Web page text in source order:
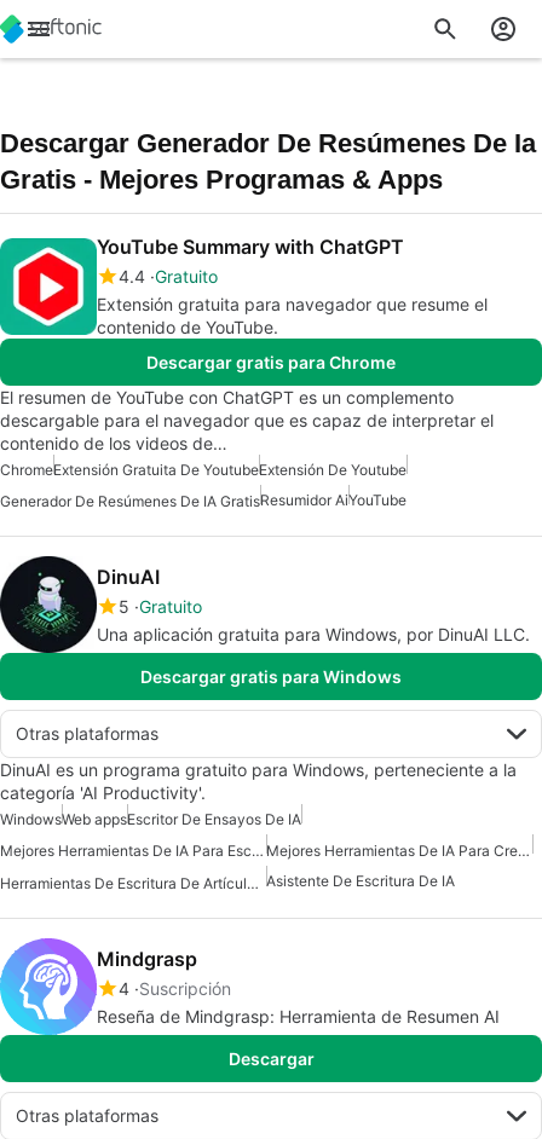
Descargar Generador De Resúmenes De Ia
Gratis - Mejores Programas & Apps
YouTube Summary with ChatGPT
4.4 Gratuito
Extensión gratuita para navegador que resume el
contenido de YouTube.
Descargar gratis para Chrome
El resumen de YouTube con ChatGPT es un complemento
descargable para el navegador que es capaz de interpretar el
contenido de los videos de…
ChromeExtensión Gratuita De YoutubeExtensión De Youtube
Generador De Resúmenes De IA GratisResumidor AiYouTube
DinuAI
5 Gratuito
Una aplicación gratuita para Windows, por DinuAI LLC.
Descargar gratis para Windows
Otras plataformas
DinuAI es un programa gratuito para Windows, perteneciente a la
categoría 'AI Productivity'.
WindowsWeb appsEscritor De Ensayos De IA
Mejores Herramientas De IA Para Escritores
Mejores Herramientas De IA Para Creadores De Contenido
Herramientas De Escritura De Artículos De IA Asistente De Escritura De IA
Mindgrasp
4 Suscripción
Reseña de Mindgrasp: Herramienta de Resumen AI
Descargar
Otras plataformas